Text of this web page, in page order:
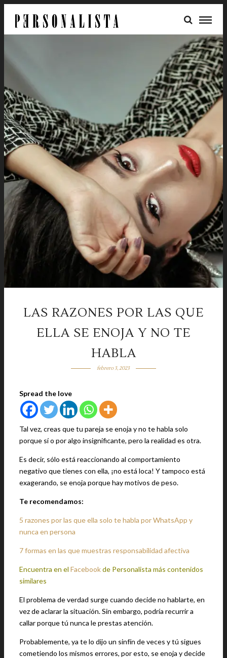
LAS RAZONES POR LAS QUE
ELLA SE ENOJA Y NO TE
HABLA
febrero 3, 2023
Spread the love
Tal vez, creas que tu pareja se enoja y no te habla solo
porque sí o por algo insignificante, pero la realidad es otra.
Es decir, sólo está reaccionando al comportamiento
negativo que tienes con ella, ¡no está loca! Y tampoco está
exagerando, se enoja porque hay motivos de peso.
Te recomendamos:
5 razones por las que ella solo te habla por WhatsApp y
nunca en persona
7 formas en las que muestras responsabilidad afectiva
Encuentra en el Facebookde Personalista más contenidos
similares
El problema de verdad surge cuando decide no hablarte, en
vez de aclarar la situación. Sin embargo, podría recurrir a
callar porque tú nunca le prestas atención.
Probablemente, ya te lo dijo un sinfín de veces y tú sigues
cometiendo los mismos errores, por esto, se enoja y decide